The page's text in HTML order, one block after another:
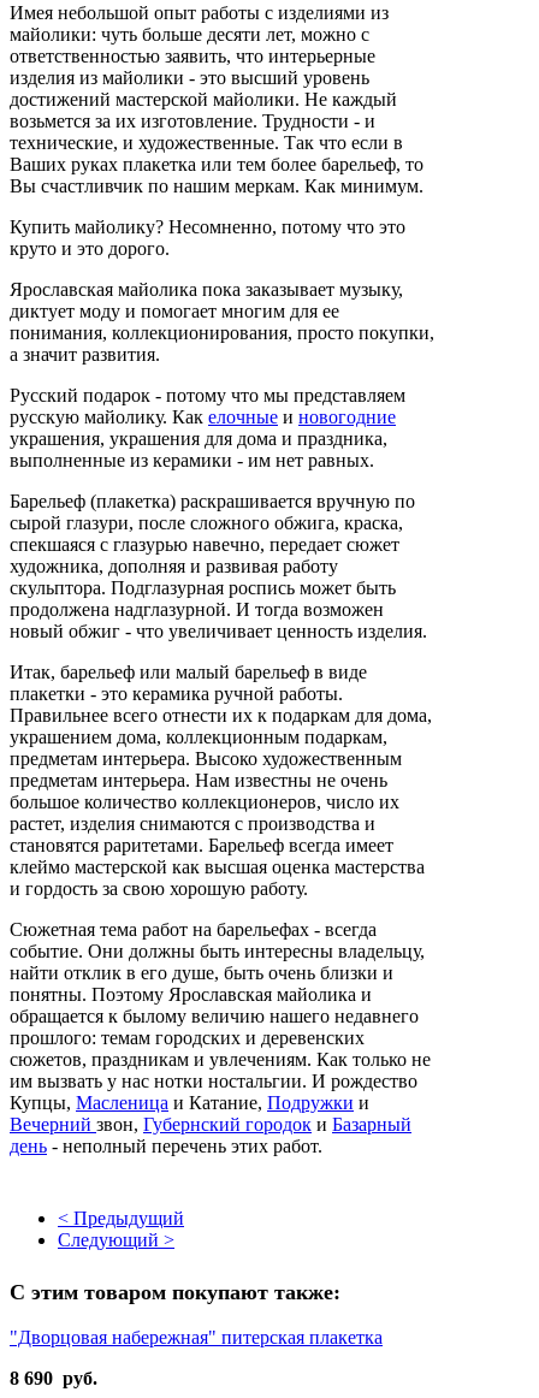
Имея небольшой опыт работы с изделиями из
майолики: чуть больше десяти лет, можно с
ответственностью заявить, что интерьерные
изделия из майолики - это высший уровень
достижений мастерской майолики. Не каждый
возьмется за их изготовление. Трудности - и
технические, и художественные. Так что если в
Ваших руках плакетка или тем более барельеф, то
Вы счастливчик по нашим меркам. Как минимум.
Купить майолику? Несомненно, потому что это
круто и это дорого.
Ярославская майолика пока заказывает музыку,
диктует моду и помогает многим для ее
понимания, коллекционирования, просто покупки,
а значит развития.
Русский подарок - потому что мы представляем
русскую майолику. Как елочные и новогодние
украшения, украшения для дома и праздника,
выполненные из керамики - им нет равных.
Барельеф (плакетка) раскрашивается вручную по
сырой глазури, после сложного обжига, краска,
спекшаяся с глазурью навечно, передает сюжет
художника, дополняя и развивая работу
скульптора. Подглазурная роспись может быть
продолжена надглазурной. И тогда возможен
новый обжиг - что увеличивает ценность изделия.
Итак, барельеф или малый барельеф в виде
плакетки - это керамика ручной работы.
Правильнее всего отнести их к подаркам для дома,
украшением дома, коллекционным подаркам,
предметам интерьера. Высоко художественным
предметам интерьера. Нам известны не очень
большое количество коллекционеров, число их
растет, изделия снимаются с производства и
становятся раритетами. Барельеф всегда имеет
клеймо мастерской как высшая оценка мастерства
и гордость за свою хорошую работу.
Сюжетная тема работ на барельефах - всегда
событие. Они должны быть интересны владельцу,
найти отклик в его душе, быть очень близки и
понятны. Поэтому Ярославская майолика и
обращается к былому величию нашего недавнего
прошлого: темам городских и деревенских
сюжетов, праздникам и увлечениям. Как только не
им вызвать у нас нотки ностальгии. И рождество
Купцы, Масленица и Катание, Подружки и
Вечерний звон, Губернский городок и Базарный
день - неполный перечень этих работ.
< Предыдущий
Следующий >
С этим товаром покупают также:
"Дворцовая набережная" питерская плакетка
8 690 руб.